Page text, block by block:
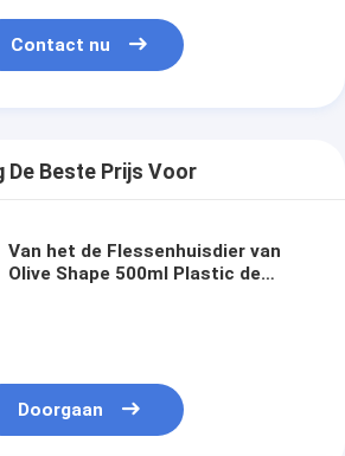
Contact nu
De Beste Prijs Voor
Van het de Flessenhuisdier van
Olive Shape 500ml Plastic de
Doorgaan